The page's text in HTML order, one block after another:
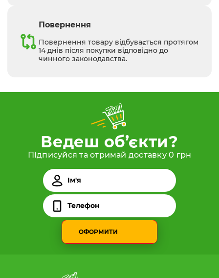
Повернення
Повернення товару відбувається протягом
14 днів після покупки відповідно до
чинного законодавства.
Ведеш об’єкти?
Підписуйся та отримай доставку 0 грн
ОФОРМИТИ